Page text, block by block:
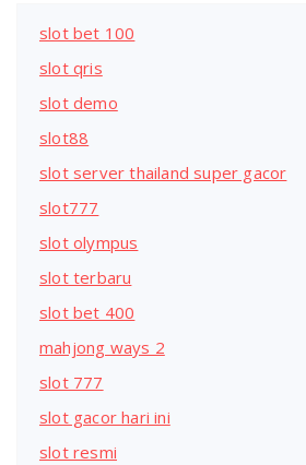
slot bet 100
slot qris
slot demo
slot88
slot server thailand super gacor
slot777
slot olympus
slot terbaru
slot bet 400
mahjong ways 2
slot 777
slot gacor hari ini
slot resmi